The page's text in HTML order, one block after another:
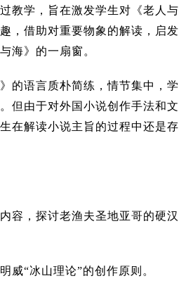
教学，旨在激发学生对《老人与
，借助对重要物象的解读，启发
海》的一扇窗。
的语言质朴简练，情节集中，学
但由于对外国小说创作手法和文
在解读小说主旨的过程中还是存
容，探讨老渔夫圣地亚哥的硬汉
威“冰山理论”的创作原则。